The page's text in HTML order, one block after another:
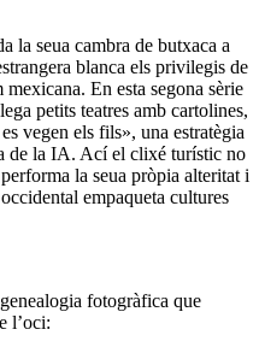
la seua cambra de butxaca a
blanca els privilegis de
En esta segona sèrie
petits teatres amb cartolines,
vegen els fils», una estratègia
de la IA. Ací el clixé turístic no
la seua pròpia alteritat i
empaqueta cultures
fotogràfica que
l’oci: